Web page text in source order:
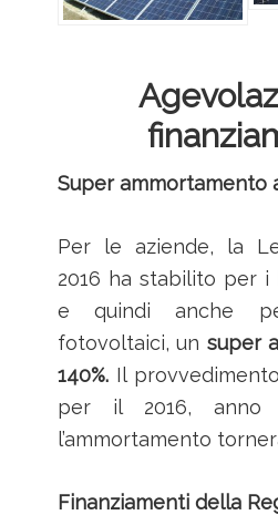
Super ammortamento
Per le aziende, la
2016 ha stabilito per i
e quindi anche
fotovoltaici, un super
140%. Il
per il 2016, anno
l’ammortamento
Finanziamenti della